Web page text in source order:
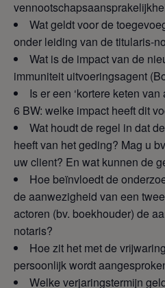
Wat geldt voor de
onder leiding van de titularis-
Wat is de impact van de
immuniteit uitvoeringsagent
Is er een ‘kortere keten
6 BW: welke impact heeft dit
Wat houdt de regel in dat
heeft van het geding? Mag u
uw client? En wat kunnen de
Hoe beïnvloedt de
de aanwezigheid van een
actoren (bv. boekhouder) de
notaris?
Hoe zit het met de
persoonlijk wordt
Welke verjaringstermijn